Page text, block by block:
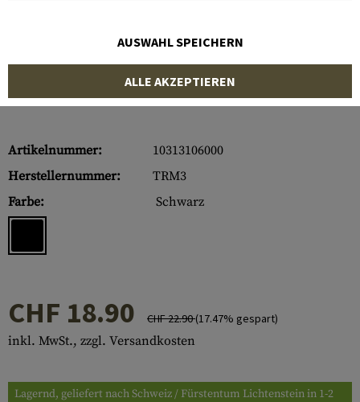
Artikelnummer:
10313106000
Herstellernummer:
TRM3
Farbe:
Schwarz
CHF 18.90 CHF 22.90(17.47% gespart)
inkl. MwSt., zzgl. Versandkosten
Lagernd, geliefert nach Schweiz / Fürstentum Lichtenstein in 1-2
AUSWAHL SPEICHERN
ALLE AKZEPTIEREN